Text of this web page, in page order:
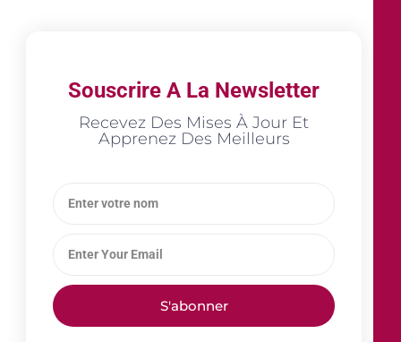
Souscrire A La Newsletter
Recevez Des Mises À Jour Et
Apprenez Des Meilleurs
S'abonner